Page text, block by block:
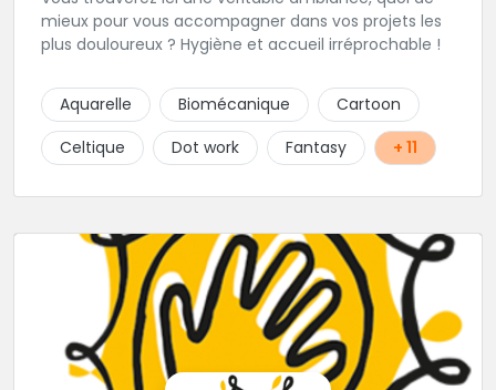
mieux pour vous accompagner dans vos projets les
plus douloureux ? Hygiène et accueil irréprochable !
Aquarelle Biomécanique
Cartoon
Celtique
Dot work Fantasy + 11